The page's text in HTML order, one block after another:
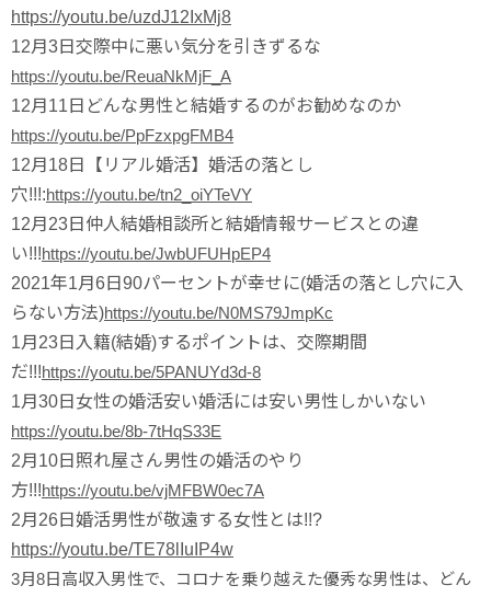
https://youtu.be/uzdJ12IxMj8
12月3日 交際中に悪い気分を引きずるな
https://youtu.be/ReuaNkMjF_A
12月11日 どんな男性と結婚するのがお勧めなのか
https://youtu.be/PpFzxpgFMB4
12月18日
【リアル婚活】婚活の落とし
穴!!!:https://youtu.be/tn2_oiYTeVY
12月23日 仲人結婚相談所と結婚情報サービスとの違
い!!!https://youtu.be/JwbUFUHpEP4
2021年1月6日 90パーセントが幸せに(婚活の落とし穴に入
らない方法)https://youtu.be/N0MS79JmpKc
1月23日 入籍(結婚)するポイントは、交際期間
だ!!!https://youtu.be/5PANUYd3d-8
1月30日 女性の婚活安い婚活には安い男性しかいない
https://youtu.be/8b-7tHqS33E
2月10日 照れ屋さん男性の婚活のやり
方!!!https://youtu.be/vjMFBW0ec7A
2月26日婚活男性が敬遠する女性とは!!?
https://youtu.be/TE78lIuIP4w
3月8日 高収入男性で、コロナを乗り越えた優秀な男性は、どん